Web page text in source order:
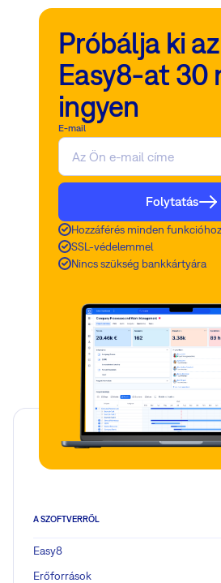
Próbálja ki az
Easy8-at 30
ingyen
E-mail
Folytatás
Hozzáférés minden funkcióhoz
SSL-védelemmel
Nincs szükség bankkártyára
A SZOFTVERRŐL
Easy8
Erőforrások